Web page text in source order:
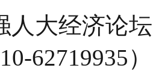
人大经济论
62719935）